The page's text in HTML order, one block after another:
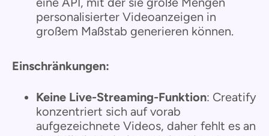
personalisierter Videoanzeigen in
großem Maßstab generieren können.
Einschränkungen:
Keine Live-Streaming-Funktion: Creatify
konzentriert sich auf vorab
aufgezeichnete Videos, daher fehlt es an